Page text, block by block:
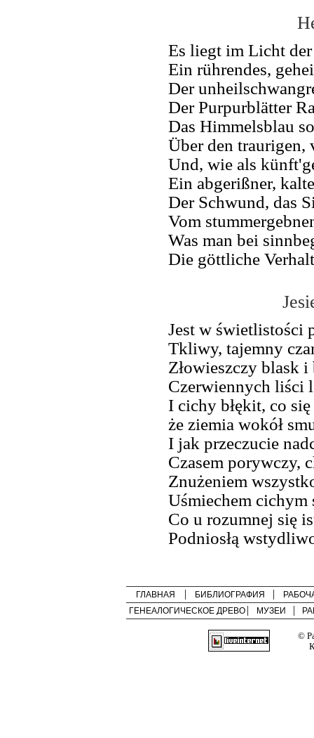
Es liegt im Licht
Ein rührendes,
Der
Der Purpurblätter
Das Himmelsblau
Über den traurigen,
Und, wie als
Ein abgerißner,
Der Schwund, das
Vom
Was man bei
Die göttliche
Jest w świetlistości
Tkliwy, tajemny
Złowieszczy blask
Czerwiennych liści
I cichy błękit, co
że ziemia wokół
I jak przeczucie
Czasem porywczy,
Znużeniem
Uśmiechem cichym
Co u rozumnej się
Podniosłą
ГЛАВНАЯ БИБЛИОГРАФИЯ
ГЕНЕАЛОГИЧЕСКОЕ ДРЕВО
МУЗЕИ
©